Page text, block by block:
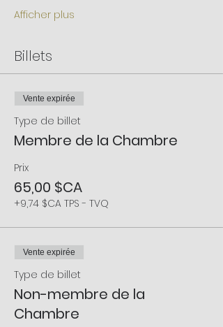
Afficher plus
Billets
Vente expirée
Type de billet
Membre de la Chambre
Prix
65,00 $CA
+9,74 $CA TPS - TVQ
Vente expirée
Type de billet
Non-membre de la
Chambre